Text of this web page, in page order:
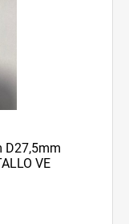
D27,5mm
VE